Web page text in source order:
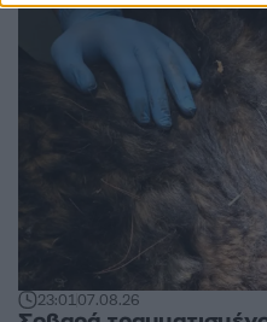
23:0107.08.26